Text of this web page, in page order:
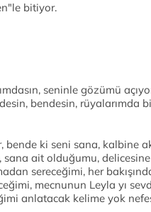
bitiyor.
seninle gözümü
bendesin, rüyalarımda
ki seni sana, kalbine
ait olduğumu, delicesine
sereceğimi, her
mecnunun Leyla yı
anlatacak kelime yok